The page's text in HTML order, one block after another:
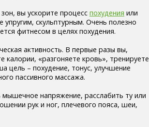
вы ускорите процесс похудения или
скульптурным. Очень полезно
фитнесом в целях похудения.
активность. В первые разы вы,
«разгоняете кровь», тренируете
цель – похудение, тонус, улучшение
пассивного массажа.
напряжение, расслабить ту или
рук и ног, плечевого пояса, шеи,